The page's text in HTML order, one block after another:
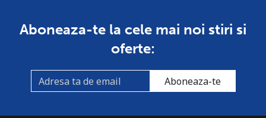
Aboneaza-te la cele mai noi stiri si
oferte:
Aboneaza-te